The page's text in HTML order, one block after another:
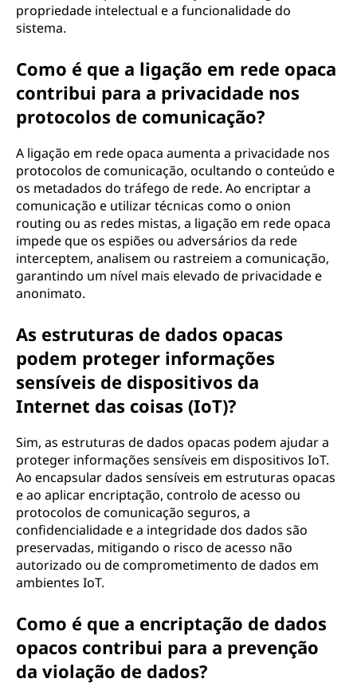
propriedade intelectual e a funcionalidade do
sistema.
Como é que a ligação em rede opaca
contribui para a privacidade nos
protocolos de comunicação?
A ligação em rede opaca aumenta a privacidade nos
protocolos de comunicação, ocultando o conteúdo e
os metadados do tráfego de rede. Ao encriptar a
comunicação e utilizar técnicas como o onion
routing ou as redes mistas, a ligação em rede opaca
impede que os espiões ou adversários da rede
interceptem, analisem ou rastreiem a comunicação,
garantindo um nível mais elevado de privacidade e
anonimato.
As estruturas de dados opacas
podem proteger informações
sensíveis de dispositivos da
Internet das coisas (IoT)?
Sim, as estruturas de dados opacas podem ajudar a
proteger informações sensíveis em dispositivos IoT.
Ao encapsular dados sensíveis em estruturas opacas
e ao aplicar encriptação, controlo de acesso ou
protocolos de comunicação seguros, a
confidencialidade e a integridade dos dados são
preservadas, mitigando o risco de acesso não
autorizado ou de comprometimento de dados em
ambientes IoT.
Como é que a encriptação de dados
opacos contribui para a prevenção
da violação de dados?